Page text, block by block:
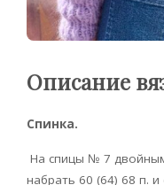
Описание
Спинка.
На спицы № 7
набрать 60 (64) 68 п.